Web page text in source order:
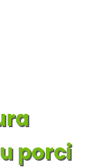
porci